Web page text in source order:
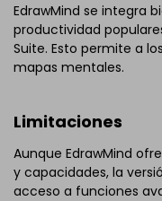
EdrawMind se integra
productividad
Suite. Esto permite a
mapas mentales.
Limitaciones
Aunque EdrawMind
y capacidades, la
acceso a funciones